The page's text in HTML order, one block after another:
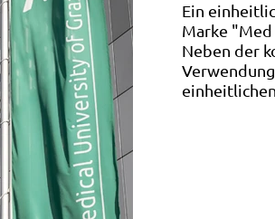
Ein
Marke "Med
Neben der